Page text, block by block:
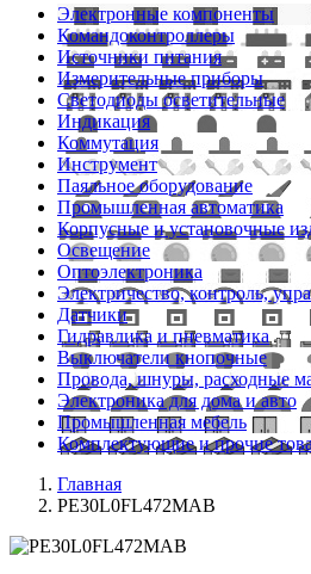
Электронные компоненты
Командоконтроллеры
Источники питания
Измерительные приборы
Светодиоды осветительные
Индикация
Коммутация
Инструмент
Паяльное оборудование
Промышленная автоматика
Корпусные и установочные
Освещение
Оптоэлектроника
Электричество, контроль,
Датчики
Гидравлика и пневматика
Выключатели кнопочные
Провода, шнуры, расходные
Электроника для дома и авто
Промышленная мебель
Комплектующие и прочие
Главная
PE30L0FL472MAB